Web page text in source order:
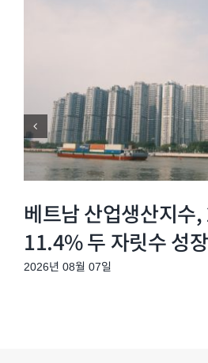
베트남 산업생산지수
11.4% 두 자릿수 성장
2026년 08월 07일